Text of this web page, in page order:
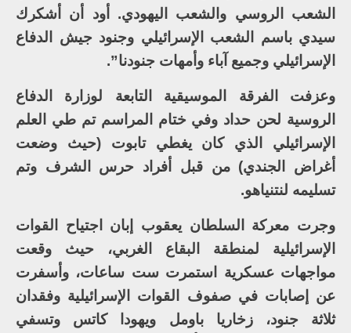
الشعب الروسي والشعب اليهودي. أود أن أشكرك
سيدي باسم الشعب الإسرائيلي وجنود جيش الدفاع
الإسرائيلي وجميع آباء وأمهات جنودنا”.
وعزفت الفرقة الموسيقية التابعة لوزارة الدفاع
الروسية لحن حداد وفي ختام المراسم تم طي العلم
الإسرائيلي الذي كان يغطي تابوت (حيث وضعت
أغراض الجندي) من قبل أفراد حرس الشرف وتم
تسليمه لنتنياهو.
وجرت معركة السلطان يعقوب إبان اجتياح القوات
الإسرائيلية لمنطقة البقاع الغربي، حيث وقعت
مواجهات عسكرية استمرت ست ساعات، وأسفرت
عن إصابات في صفوف القوات الإسرائيلية وفقدان
ثلاثة جنود، زخاريا باومل ويهودا كاتس وتسفي